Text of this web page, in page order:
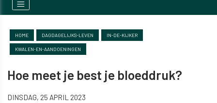
HOME DAGDAGELIJKS-LEVEN IN-DE-KIJKER
KWALEN-EN-AANDOENINGEN
Hoe meet je best je bloeddruk?
DINSDAG, 25 APRIL 2023